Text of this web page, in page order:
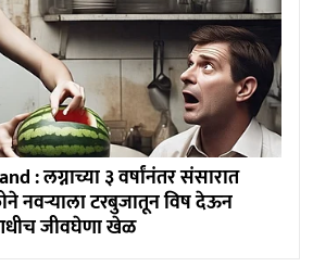
: लग्नाच्या ३ वर्षांनंतर संसारात
नवऱ्याला टरबुजातून विष देऊन
जीवघेणा खेळ